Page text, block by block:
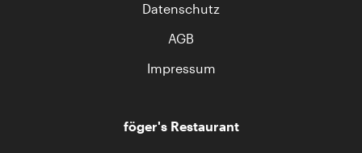
Datenschutz
AGB
Impressum
föger's Restaurant